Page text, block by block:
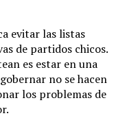
evitar las listas
de partidos chicos.
es estar en una
no se hacen
los problemas de